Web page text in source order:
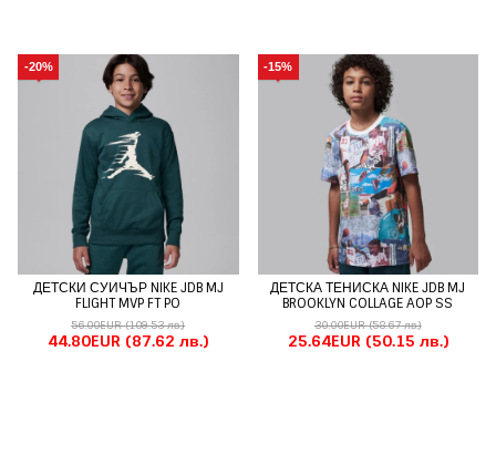
-20%
ДЕТСКИ СУИЧЪР NIKE JDB MJ
FLIGHT MVP FT PO
56.00EUR(109.53 лв.)
44.80EUR (87.62 лв.)
-15%
ДЕТСКА ТЕНИСКА NIKE JDB MJ
BROOKLYN COLLAGE AOP SS
30.00EUR(58.67 лв.)
25.64EUR (50.15 лв.)